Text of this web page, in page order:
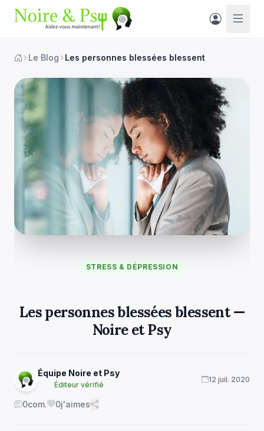
Le Blog Les personnes blessées blessent
STRESS & DÉPRESSION
Les personnes blessées blessent —
Noire et Psy
Équipe Noire et Psy
Éditeur vérifié
12 juil. 2020
0com. 0j'aimes